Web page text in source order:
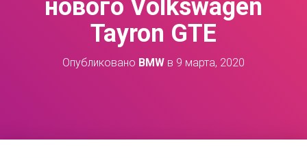
нового Volkswagen
Tayron GTE
Опубликовано BMW в 9 марта, 2020